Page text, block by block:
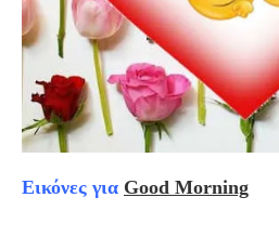
Εικόνες για Good Morning